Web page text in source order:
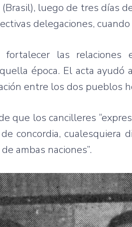
luego de tres días
delegaciones,
las relaciones
época. El acta ayudó
entre los dos pueblos
que los cancilleres
concordia, cualesquiera
ambas naciones”.